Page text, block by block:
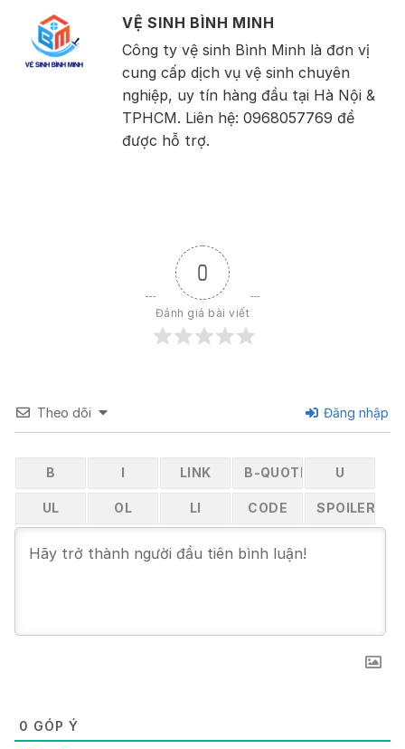
VỆ SINH BÌNH MINH
Công ty vệ sinh Bình Minh là đơn vị
cung cấp dịch vụ vệ sinh chuyên
nghiệp, uy tín hàng đầu tại Hà Nội &
TPHCM. Liên hệ: 0968057769 để
được hỗ trợ.
0
Đánh giá bài viết
Theo dõi Đăng nhập
0 GÓP Ý